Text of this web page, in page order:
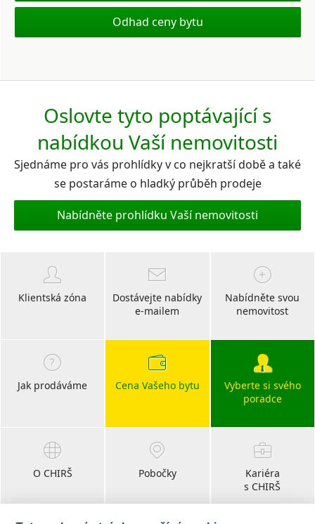
Odhad ceny bytu
Oslovte tyto poptávající s
nabídkou Vaší nemovitosti
Sjednáme pro vás prohlídky v co nejkratší době a také
se postaráme o hladký průběh prodeje
Nabídněte prohlídku Vaší nemovitosti
Klientská zóna
Dostávejte nabídky
e-mailem
Nabídněte svou
nemovitost
Jak prodáváme Cena Vašeho bytu
Vyberte si svého
poradce
O CHIRŠ Pobočky
Kariéra
s CHIRŠ